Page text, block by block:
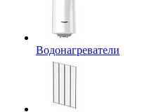
Водонагреватели